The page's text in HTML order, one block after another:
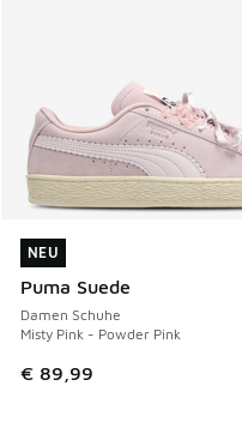
NEU
Puma Suede
Damen Schuhe
Misty Pink - Powder Pink
€ 89,99
NEU